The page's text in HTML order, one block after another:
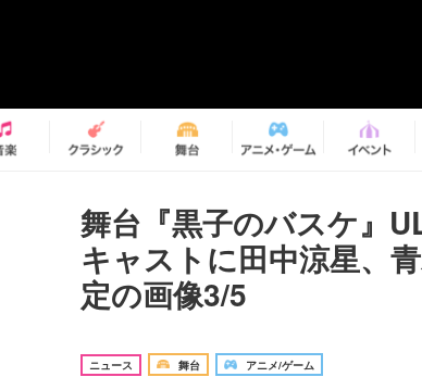
舞台『黒子のバスケ』
キャストに田中涼星、
定の画像3/5
ニュース 舞台 アニメ/ゲーム